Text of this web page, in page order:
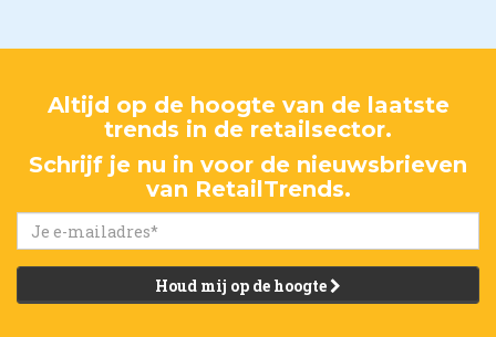
Altijd op de hoogte van de laatste
trends in de retailsector.
Schrijf je nu in voor de nieuwsbrieven
van RetailTrends.
Houd mij op de hoogte